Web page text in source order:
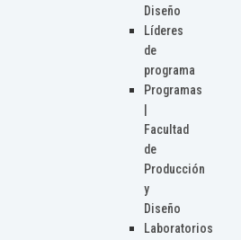
Diseño
Líderes
de
programa
Programas
Facultad
de
Producción
y
Diseño
Laboratorios